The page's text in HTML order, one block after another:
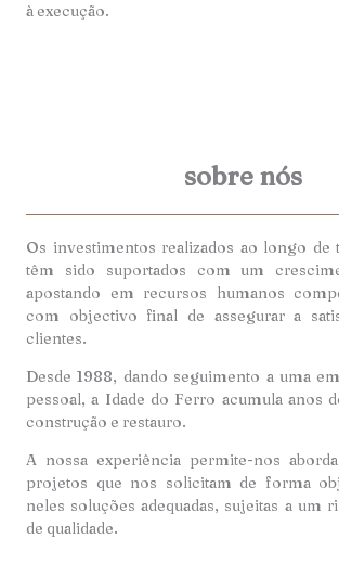
à execução.
sobre nós
Os investimentos realizados ao longo de
têm sido suportados com um
apostando em recursos humanos
com objectivo final de assegurar a
clientes.
Desde 1988, dando seguimento a uma
pessoal, a Idade do Ferro acumula anos
construção e restauro.
A nossa experiência permite-nos
projetos que nos solicitam de forma
neles soluções adequadas, sujeitas a um
de qualidade.